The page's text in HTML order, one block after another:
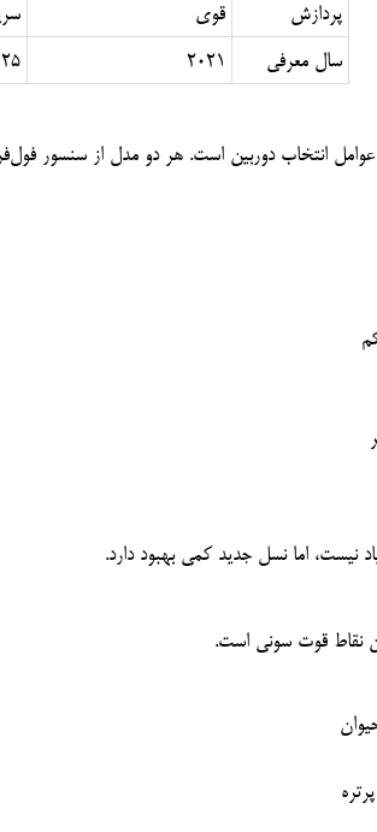
پردازش
قوی
سال معرفی
2021
انتخاب دوربین است. هر دو مدل از سنسور
نیست، اما نسل جدید کمی بهبود دارد.
نقاط قوت سونی است.